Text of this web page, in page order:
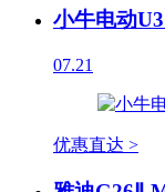
小牛电动
07.21
优惠直达 >